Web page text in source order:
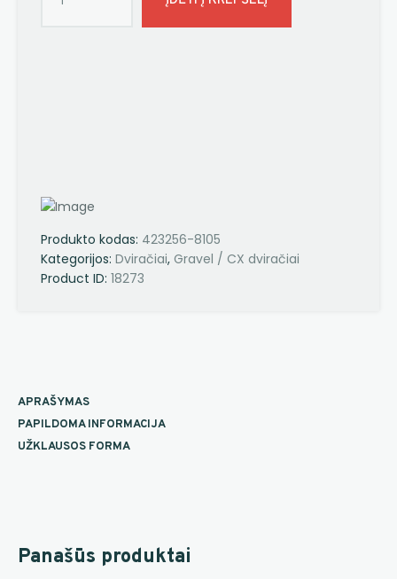
Produkto kodas: 423256-8105
Kategorijos: Dviračiai, Gravel / CX dviračiai
Product ID: 18273
APRAŠYMAS
PAPILDOMA INFORMACIJA
UŽKLAUSOS FORMA
Panašūs produktai